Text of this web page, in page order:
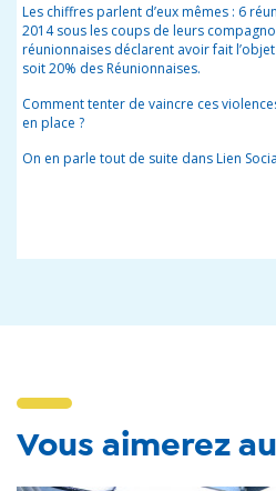
Les chiffres parlent d’eux mêmes : 6
2014 sous les coups de leurs
réunionnaises déclarent avoir fait
soit 20% des Réunionnaises.
Comment tenter de vaincre ces
en place ?
On en parle tout de suite dans Lien
Vous aimerez